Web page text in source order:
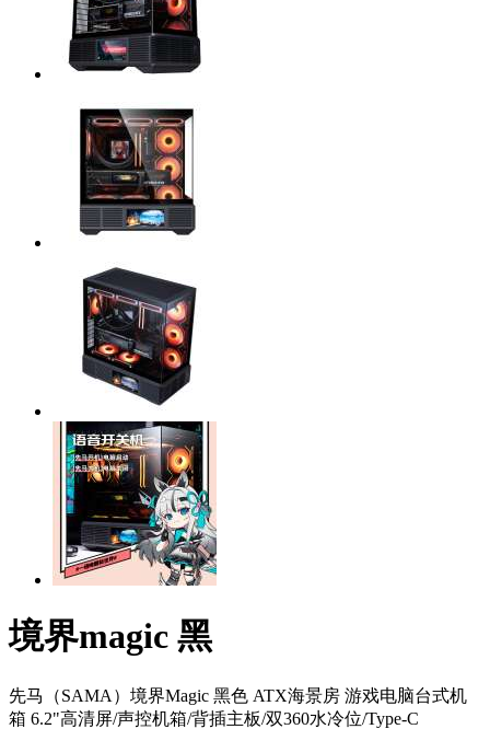
境界magic 黑
先马（SAMA）境界Magic 黑色 ATX海景房 游戏电脑台式机
箱 6.2"高清屏/声控机箱/背插主板/双360水冷位/Type-C